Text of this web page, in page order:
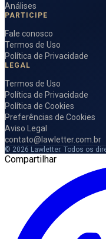
Análises
PARTICIPE
Fale conosco
Termos de Uso
Política de Privacidade
LEGAL
Termos de Uso
Política de Privacidade
Política de Cookies
Preferências de Cookies
Aviso Legal
contato@lawletter.com.br
© 2026 Lawletter. Todos os
Compartilhar